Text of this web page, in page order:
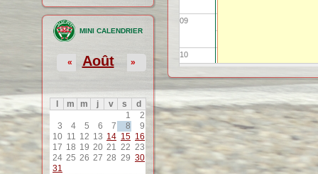
MINI CALENDRIER
Août
« »
m m j v s
d
1
2
3
4 5 6 7 8
9
10 11 12 13 14 15 16
17 18 19 20 21 22 23
24 25 26 27 28 29 30
31
09
10
11
12
13